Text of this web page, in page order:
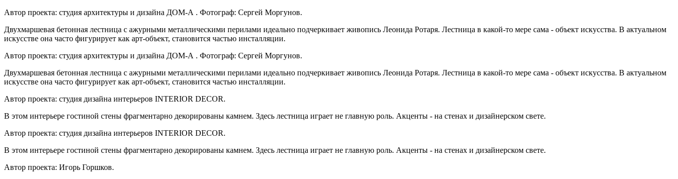
Автор проекта: студия архитектуры и дизайна ДОМ-А . Фотограф: Сергей Моргунов.
Двухмаршевая бетонная лестница с ажурными металлическими перилами идеально подчеркивает живопись Леонида Ротаря. Лестница в какой-то мере сама - объект искусства. В актуальном
искусстве она часто фигурирует как арт-объект, становится частью инсталляции.
Автор проекта: студия архитектуры и дизайна ДОМ-А . Фотограф: Сергей Моргунов.
Двухмаршевая бетонная лестница с ажурными металлическими перилами идеально подчеркивает живопись Леонида Ротаря. Лестница в какой-то мере сама - объект искусства. В актуальном
искусстве она часто фигурирует как арт-объект, становится частью инсталляции.
Автор проекта: студия дизайна интерьеров INTERIOR DECOR.
В этом интерьере гостиной стены фрагментарно декорированы камнем. Здесь лестница играет не главную роль. Акценты - на стенах и дизайнерском свете.
Автор проекта: студия дизайна интерьеров INTERIOR DECOR.
В этом интерьере гостиной стены фрагментарно декорированы камнем. Здесь лестница играет не главную роль. Акценты - на стенах и дизайнерском свете.
Автор проекта: Игорь Горшков.